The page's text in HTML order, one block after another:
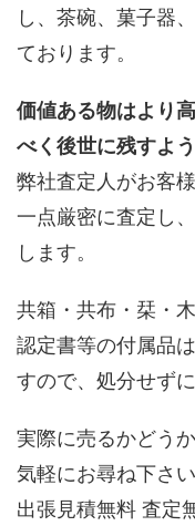
し、茶碗、菓子器
ております。
価値ある物はより
べく後世に残すよ
弊社査定人がお客
一点厳密に査定し
します。
共箱・共布・栞・
認定書等の付属品
すので、処分せず
実際に売るかどう
気軽にお尋ね下さい
出張見積無料 査定